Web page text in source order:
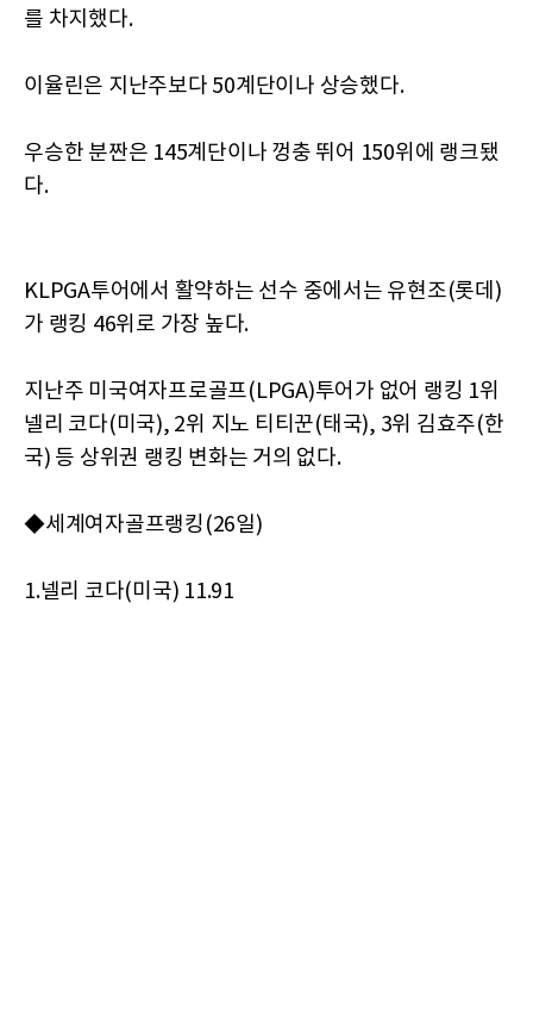
를 차지했다.
이율린은 지난주보다 50계단이나 상승했다.
우승한 분짠은 145계단이나 껑충 뛰어 150위에 랭크됐
다.
KLPGA투어에서 활약하는 선수 중에서는 유현조(롯데)
가 랭킹 46위로 가장 높다.
지난주 미국여자프로골프(LPGA)투어가 없어 랭킹 1위
넬리 코다(미국), 2위 지노 티티꾼(태국), 3위 김효주(한
국) 등 상위권 랭킹 변화는 거의 없다.
◆세계여자골프랭킹(26일)
1.넬리 코다(미국) 11.91